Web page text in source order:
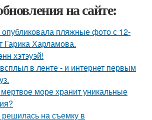
на сайте:
опубликовала пляжные фото с 12-
Гарика Харламова.
хэтэуэй!
в ленте - и интернет первым
море хранит уникальные
на съемку в